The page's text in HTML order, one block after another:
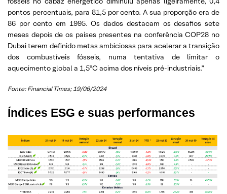
pontos percentuais, para 81,5 por cento. A sua proporção era de
86 por cento em 1995. Os dados destacam os desafios sete
meses depois de os países presentes na conferência COP28 no
Dubai terem definido metas ambiciosas para acelerar a transição
dos combustíveis fósseis, numa tentativa de limitar o
aquecimento global a 1,5ºC acima dos níveis pré-industriais.”
Fonte: Financial Times; 19/06/2024
Índices ESG e suas performances